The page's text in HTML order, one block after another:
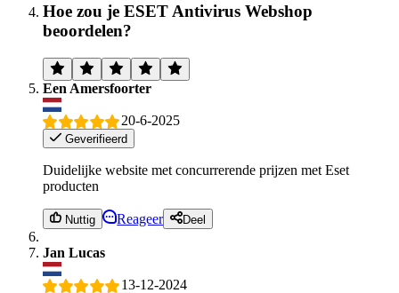
Hoe zou je ESET Antivirus Webshop
beoordelen?
Een Amersfoorter
20-6-2025
Geverifieerd
Duidelijke website met concurrerende prijzen met Eset
producten
Nuttig Reageer Deel
Jan Lucas
13-12-2024